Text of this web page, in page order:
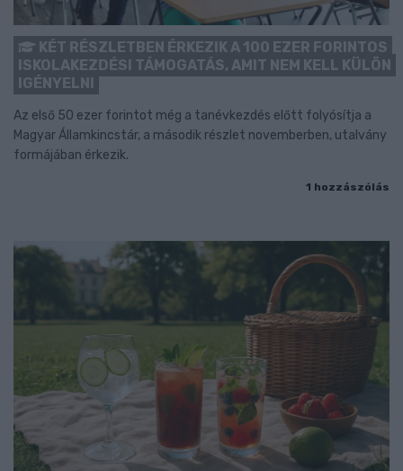
KÉT RÉSZLETBEN ÉRKEZIK A 100 EZER FORINTOS
ISKOLAKEZDÉSI TÁMOGATÁS, AMIT NEM KELL KÜLÖN
IGÉNYELNI
Az első 50 ezer forintot még a tanévkezdés előtt folyósítja a
Magyar Államkincstár, a második részlet novemberben, utalvány
formájában érkezik.
1 hozzászólás